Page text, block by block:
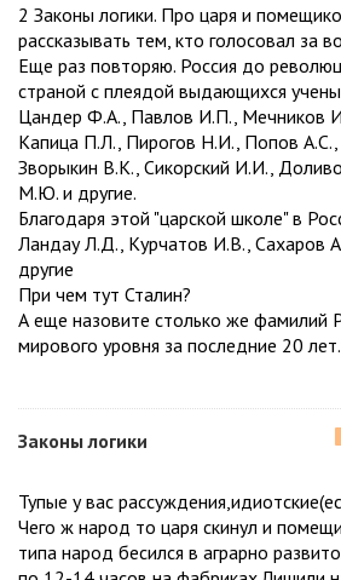
2 Законы логики. Про царя и
рассказывать тем, кто голосовал за
Еще раз повторяю. Россия до
страной с плеядой выдающихся
Цандер Ф.А., Павлов И.П., Мечников
Капица П.Л., Пирогов Н.И., Попов
Зворыкин В.К., Сикорский И.И.,
М.Ю. и другие.
Благодаря этой "царской школе" в
Ландау Л.Д., Курчатов И.В., Сахаров
другие
При чем тут Сталин?
А еще назовите столько же фамилий
мирового уровня за последние 20 лет.
Законы логики
Тупые у вас
Чего ж народ то царя скинул и
типа народ бесился в аграрно